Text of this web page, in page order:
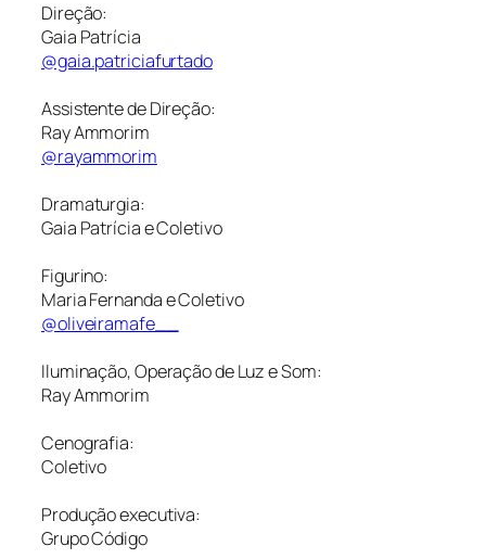
Direção:
Gaia Patrícia
@gaia.patriciafurtado
Assistente de Direção:
Ray Ammorim
@rayammorim
Dramaturgia:
Gaia Patrícia e Coletivo
Figurino:
Maria Fernanda e Coletivo
@oliveiramafe__
Iluminação, Operação de Luz e Som:
Ray Ammorim
Cenografia:
Coletivo
Produção executiva:
Grupo Código